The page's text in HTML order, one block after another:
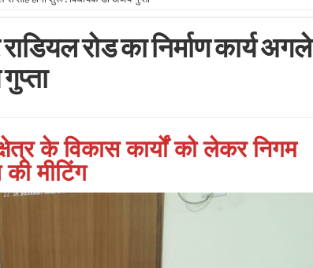
रोड का निर्माण कार्य अगले
के विकास कार्यों को लेकर निगम
मीटिंग